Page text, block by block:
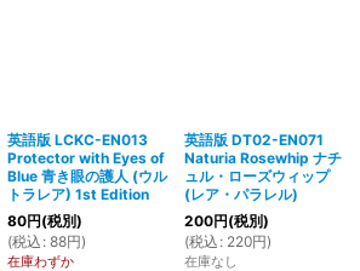
英語版 LCKC-EN013
Protector with Eyes of
Blue 青き眼の護人 (ウル
トラレア) 1st Edition
80円(税別)
(税込 : 88円)
在庫わずか
英語版 DT02-EN071
Naturia Rosewhip ナチ
ュル・ローズウィップ
(レア・パラレル)
200円(税別)
(税込 : 220円)
在庫なし